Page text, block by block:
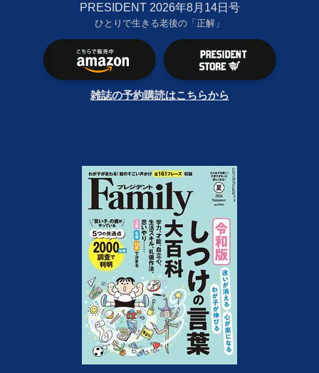
PRESIDENT 2026年8月14日号
ひとりで生きる老後の「正解」
雑誌の予約購読はこちらから